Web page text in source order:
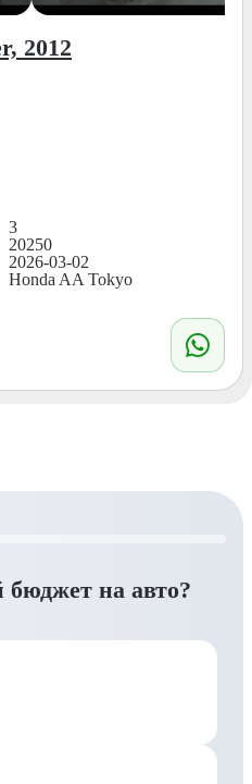
2012
3
20250
2026-03-02
Honda AA Tokyo
на авто?